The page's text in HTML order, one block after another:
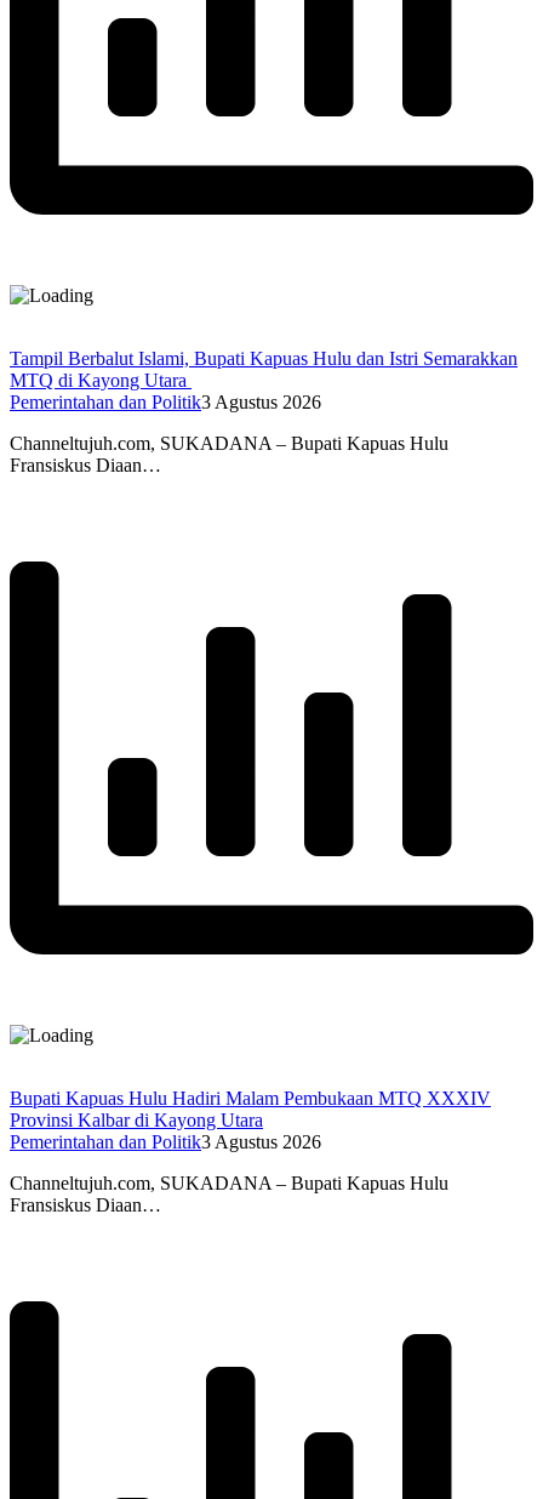
Tampil Berbalut Islami, Bupati Kapuas Hulu dan Istri Semarakkan
MTQ di Kayong Utara
Pemerintahan dan Politik3 Agustus 2026
Channeltujuh.com, SUKADANA – Bupati Kapuas Hulu
Fransiskus Diaan…
Bupati Kapuas Hulu Hadiri Malam Pembukaan MTQ XXXIV
Provinsi Kalbar di Kayong Utara
Pemerintahan dan Politik3 Agustus 2026
Channeltujuh.com, SUKADANA – Bupati Kapuas Hulu
Fransiskus Diaan…